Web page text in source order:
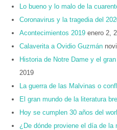
Lo bueno y lo malo de la
Coronavirus y la tragedia del
Acontecimientos 2019 enero 2,
Calaverita a Ovidio Guzmán
Historia de Notre Dame y el
2019
La guerra de las Malvinas o
El gran mundo de la literatura
Hoy se cumplen 30 años del
¿De dónde proviene el día de la